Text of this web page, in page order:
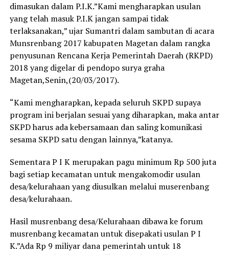
dimasukan dalam P.I.K.”Kami mengharapkan usulan
yang telah masuk P.I.K jangan sampai tidak
terlaksanakan,” ujar Sumantri dalam sambutan di acara
Munsrenbang 2017 kabupaten Magetan dalam rangka
penyusunan Rencana Kerja Pemerintah Daerah (RKPD)
2018 yang digelar di pendopo surya graha
Magetan,Senin,(20/03/2017).
“Kami mengharapkan, kepada seluruh SKPD supaya
program ini berjalan sesuai yang diharapkan, maka antar
SKPD harus ada kebersamaan dan saling komunikasi
sesama SKPD satu dengan lainnya,”katanya.
Sementara P I K merupakan pagu minimum Rp 500 juta
bagi setiap kecamatan untuk mengakomodir usulan
desa/kelurahaan yang diusulkan melalui muserenbang
desa/kelurahaan.
Hasil musrenbang desa/Kelurahaan dibawa ke forum
musrenbang kecamatan untuk disepakati usulan P I
K.”Ada Rp 9 miliyar dana pemerintah untuk 18